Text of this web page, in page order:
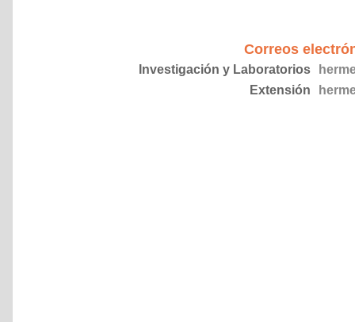
Correos
Investigación y Laboratorios
Extensión